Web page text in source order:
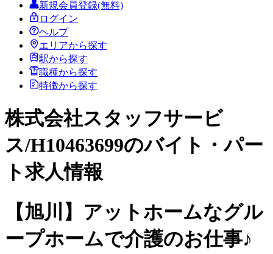
新規会員登録(無料)
ログイン
ヘルプ
エリアから探す
駅から探す
職種から探す
特徴から探す
株式会社スタッフサービ
ス/H10463699のバイト・パー
ト求人情報
【旭川】アットホームなグル
ープホームで介護のお仕事♪